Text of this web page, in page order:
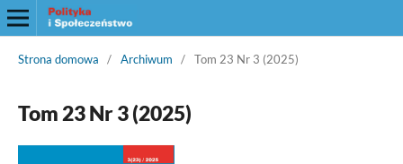
Strona domowa / Archiwum / Tom 23 Nr 3 (2025)
Tom 23 Nr 3 (2025)